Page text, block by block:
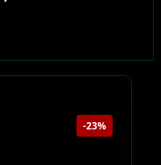
-23%